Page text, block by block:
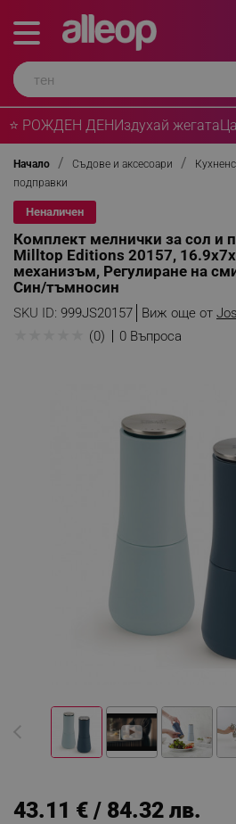
⭐ РОЖДЕН ДЕНИздухай жегата
Начало Съдове и аксесоари
подправки
Неналичен
Комплект мелнички за сол и
Milltop Editions 20157,
механизъм, Регулиране на
Син/тъмносин
SKU ID: 999JS20157 Виж още от
(0) 0 Въпроса
43.11 € / 84.32 лв.